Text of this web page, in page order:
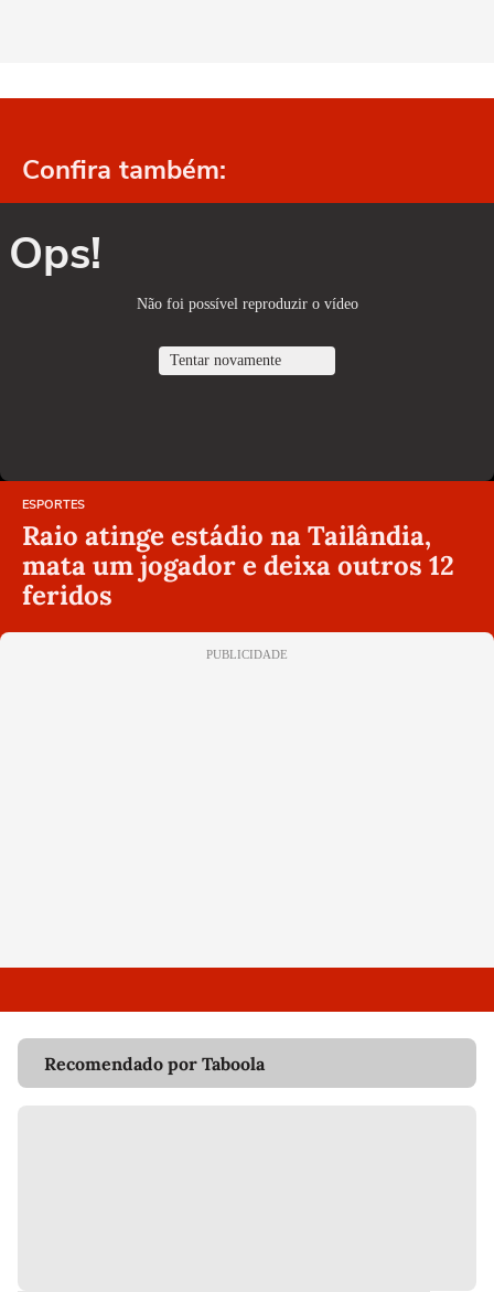
Confira também:
Ops!
Não foi possível reproduzir o vídeo
Tentar novamente
ESPORTES
Raio atinge estádio na Tailândia,
mata um jogador e deixa outros 12
feridos
PUBLICIDADE
Recomendado por Taboola